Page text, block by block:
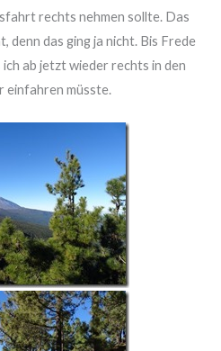
rechts nehmen sollte. Das
denn das ging ja nicht. Bis Frede
ab jetzt wieder rechts in den
einfahren müsste.